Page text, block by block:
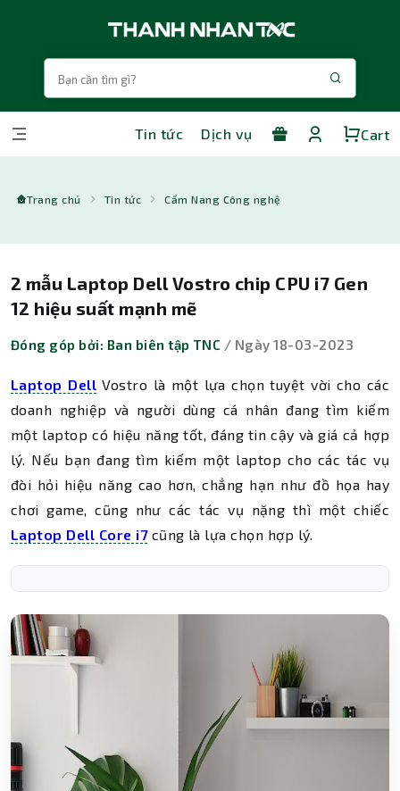
Tin tức Dịch vụ Cart
Trang chủ Tin tức Cẩm Nang Công nghệ
2 mẫu Laptop Dell Vostro chip CPU i7 Gen
12 hiệu suất mạnh mẽ
Đóng góp bởi: Ban biên tập TNC / Ngày 18-03-2023
Laptop Dell Vostro là một lựa chọn tuyệt vời cho các
doanh nghiệp và người dùng cá nhân đang tìm kiếm
một laptop có hiệu năng tốt, đáng tin cậy và giá cả hợp
lý. Nếu bạn đang tìm kiếm một laptop cho các tác vụ
đòi hỏi hiệu năng cao hơn, chẳng hạn như đồ họa hay
chơi game, cũng như các tác vụ nặng thì một chiếc
Laptop Dell Core i7 cũng là lựa chọn hợp lý.